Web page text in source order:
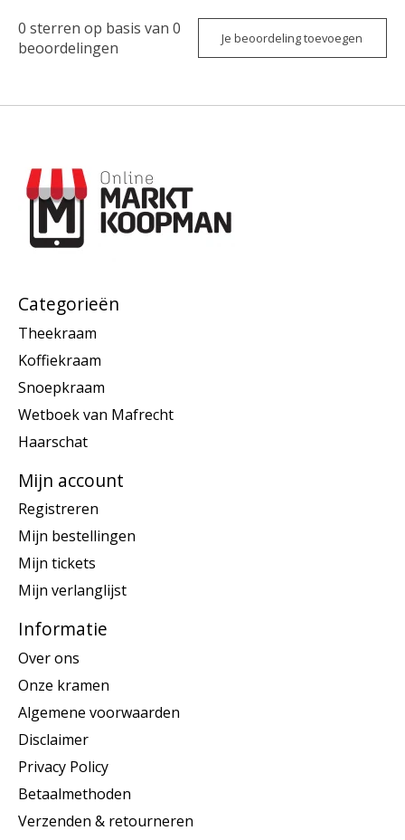
0 sterren op basis van 0
beoordelingen
Je beoordeling toevoegen
Categorieën
Theekraam
Koffiekraam
Snoepkraam
Wetboek van Mafrecht
Haarschat
Mijn account
Registreren
Mijn bestellingen
Mijn tickets
Mijn verlanglijst
Informatie
Over ons
Onze kramen
Algemene voorwaarden
Disclaimer
Privacy Policy
Betaalmethoden
Verzenden & retourneren